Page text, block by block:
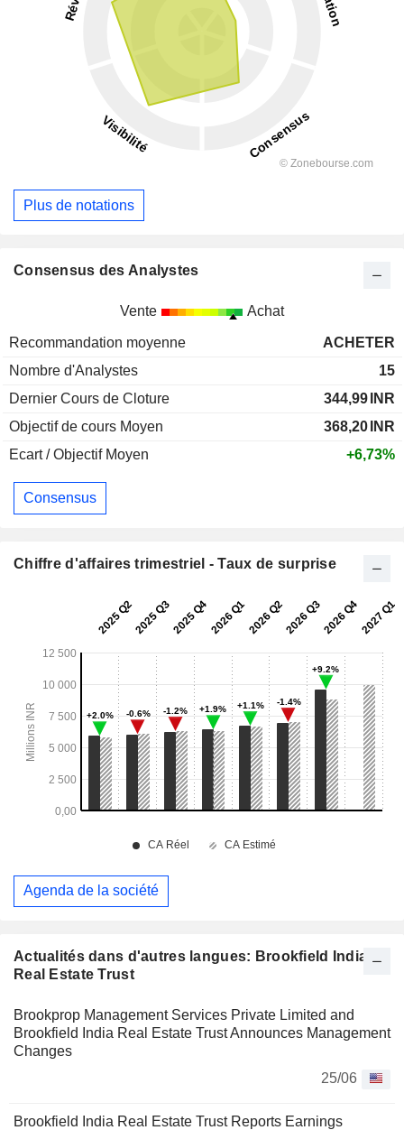
Actualités dans d'autres langues: Brookfield India
Real Estate Trust
Brookprop Management Services Private Limited and
Brookfield India Real Estate Trust Announces Management
Changes
25/06
Brookfield India Real Estate Trust Reports Earnings
Plus de notations
Consensus des Analystes
Vente Achat
Recommandation moyenne
ACHETER
Nombre d'Analystes
15
Dernier Cours de Cloture
344,99 INR
Objectif de cours Moyen
368,20 INR
Ecart / Objectif Moyen
+6,73%
Consensus
Chiffre d'affaires trimestriel - Taux de surprise
Agenda de la société